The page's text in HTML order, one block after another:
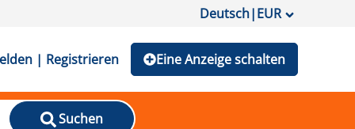
Deutsch|EUR
| Registrieren Eine Anzeige schalten
Suchen